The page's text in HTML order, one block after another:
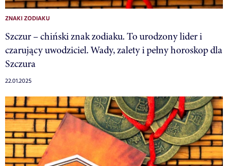
ZNAKI ZODIAKU
Szczur – chiński znak zodiaku. To urodzony lider i
czarujący uwodziciel. Wady, zalety i pełny horoskop dla
Szczura
22.01.2025